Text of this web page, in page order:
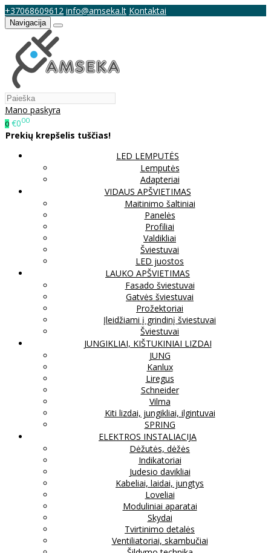
+37068609612 info@amseka.lt Kontaktai
Navigacija
Mano paskyra
0 €000
Prekių krepšelis tuščias!
LED LEMPUTĖS
Lemputės
Adapteriai
VIDAUS APŠVIETIMAS
Maitinimo šaltiniai
Panelės
Profiliai
Valdikliai
Šviestuvai
LED juostos
LAUKO APŠVIETIMAS
Fasado šviestuvai
Gatvės šviestuvai
Prožektoriai
Įleidžiami į grindinį šviestuvai
Šviestuvai
JUNGIKLIAI, KIŠTUKINIAI LIZDAI
JUNG
Kanlux
Liregus
Schneider
Vilma
Kiti lizdai, jungikliai, ilgintuvai
SPRING
ELEKTROS INSTALIACIJA
Dėžutės, dėžės
Indikatoriai
Judesio davikliai
Kabeliai, laidai, jungtys
Loveliai
Moduliniai aparatai
Skydai
Tvirtinimo detalės
Ventiliatoriai, skambučiai